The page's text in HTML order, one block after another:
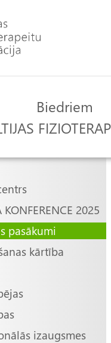
Biedriem
KONFERENCE 2025
pasākumi
kārtība
izaugsmes